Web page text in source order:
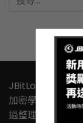
JBitLog 幣誌，
加密學習起點，
過整理的實用內